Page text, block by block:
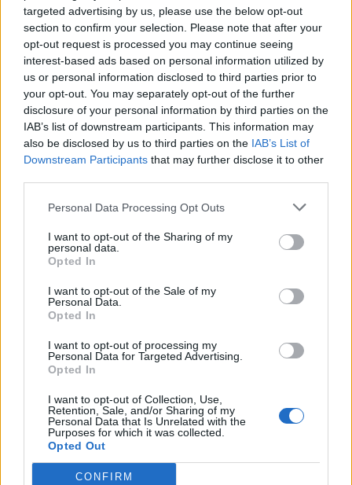
targeted advertising by us, please use the below opt-out
section to confirm your selection. Please note that after your
opt-out request is processed you may continue seeing
interest-based ads based on personal information utilized by
us or personal information disclosed to third parties prior to
your opt-out. You may separately opt-out of the further
disclosure of your personal information by third parties on the
IAB’s list of downstream participants. This information may
also be disclosed by us to third parties on the IAB’s List of
Downstream Participants that may further disclose it to other
Personal Data Processing Opt Outs
I want to opt-out of the Sharing of my
personal data.
Opted In
I want to opt-out of the Sale of my
Personal Data.
Opted In
I want to opt-out of processing my
Personal Data for Targeted Advertising.
Opted In
I want to opt-out of Collection, Use,
Retention, Sale, and/or Sharing of my
Personal Data that Is Unrelated with the
Purposes for which it was collected.
Opted Out
CONFIRM
TAIP PAT SKAITYKITE
Renginiai
Pirmą kartą Lietuvoje –
vyrų šou
Renginiai
savaitę Klaipėdoje
Renginiai
Dalgis grįžta į pievas:
Nacionalinis šienpjovių
Renginiai